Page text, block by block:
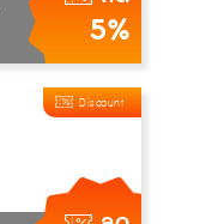
5%
Discount